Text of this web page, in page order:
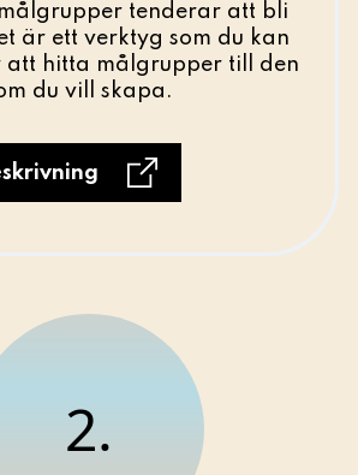
tenderar att bli
är ett verktyg som du kan
hitta målgrupper till den
du vill skapa.
2.